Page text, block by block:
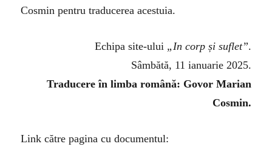
Cosmin pentru traducerea acestuia.
Echipa site-ului „In corp și suflet”.
Sâmbătă, 11 ianuarie 2025.
Traducere în limba română: Govor Marian
Cosmin.
Link către pagina cu documentul: